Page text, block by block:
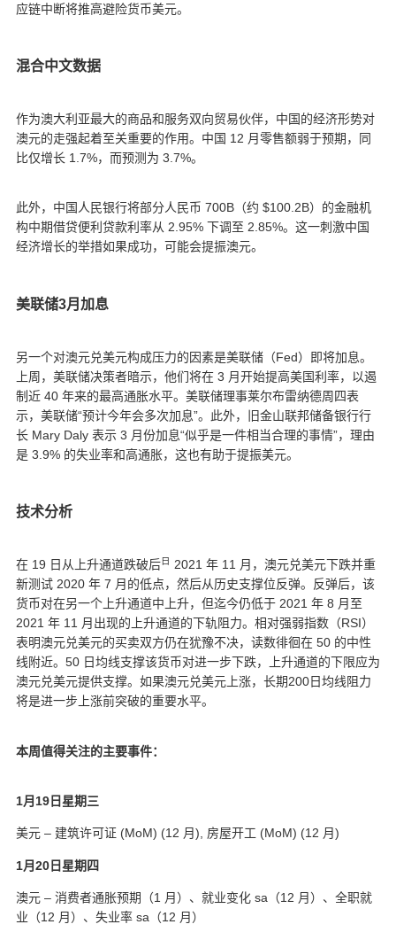
应链中断将推高避险货币美元。
混合中文数据
作为澳大利亚最大的商品和服务双向贸易伙伴，中国的经济形势对
澳元的走强起着至关重要的作用。中国 12 月零售额弱于预期，同
比仅增长 1.7%，而预测为 3.7%。
此外，中国人民银行将部分人民币 700B（约 $100.2B）的金融机
构中期借贷便利贷款利率从 2.95% 下调至 2.85%。这一刺激中国
经济增长的举措如果成功，可能会提振澳元。
美联储3月加息
另一个对澳元兑美元构成压力的因素是美联储（Fed）即将加息。
上周，美联储决策者暗示，他们将在 3 月开始提高美国利率，以遏
制近 40 年来的最高通胀水平。美联储理事莱尔布雷纳德周四表
示，美联储“预计今年会多次加息”。此外，旧金山联邦储备银行行
长 Mary Daly 表示 3 月份加息“似乎是一件相当合理的事情”，理由
是 3.9% 的失业率和高通胀，这也有助于提振美元。
技术分析
在 19 日从上升通道跌破后日 2021 年 11 月，澳元兑美元下跌并重
新测试 2020 年 7 月的低点，然后从历史支撑位反弹。反弹后，该
货币对在另一个上升通道中上升，但迄今仍低于 2021 年 8 月至
2021 年 11 月出现的上升通道的下轨阻力。相对强弱指数（RSI）
表明澳元兑美元的买卖双方仍在犹豫不决，读数徘徊在 50 的中性
线附近。50 日均线支撑该货币对进一步下跌，上升通道的下限应为
澳元兑美元提供支撑。如果澳元兑美元上涨，长期200日均线阻力
将是进一步上涨前突破的重要水平。
本周值得关注的主要事件：
1月19日星期三
美元 – 建筑许可证 (MoM) (12 月), 房屋开工 (MoM) (12 月)
1月20日星期四
澳元 – 消费者通胀预期（1 月）、就业变化 sa（12 月）、全职就
业（12 月）、失业率 sa（12 月）